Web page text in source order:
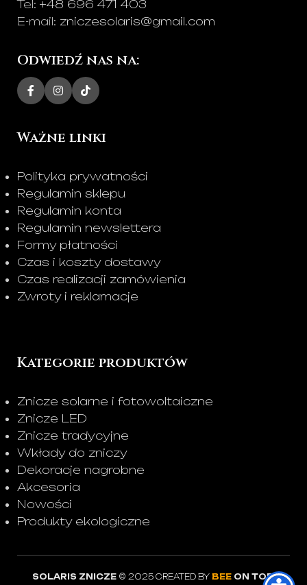
Tel: +48 696 471 403
E-mail: zniczesolaris@gmail.com
Odwiedź nas na:
Ważne linki
Polityka prywatności
Regulamin sklepu
Regulamin konta
Regulamin newslettera
Formy płatności
Czas i koszty dostawy
Czas realizacji zamówienia
Zwroty i reklamacje
Kategorie produktów
Znicze solarne i fotowoltaiczne
Znicze LED
Znicze tradycyjne
Wkłady do zniczy
Dekoracje nagrobne
Akcesoria
Nowości
Produkty ekologiczne
SOLARIS ZNICZE © 2025 CREATED BY BEE ON TOP.